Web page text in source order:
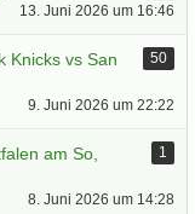
13. Juni 2026 um 16:46
Knicks vs San
50
9. Juni 2026 um 22:22
am So,
1
8. Juni 2026 um 14:28